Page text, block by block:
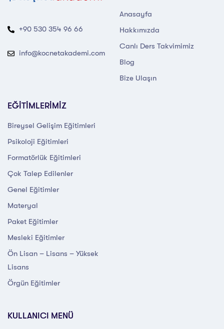
+90 530 354 96 66
info@kocnetakademi.com
Anasayfa
Hakkımızda
Canlı Ders Takvimimiz
Blog
Bize Ulaşın
EĞİTİMLERİMİZ
Bireysel Gelişim Eğitimleri
Psikoloji Eğitimleri
Formatörlük Eğitimleri
Çok Talep Edilenler
Genel Eğitimler
Materyal
Paket Eğitimler
Mesleki Eğitimler
Ön Lisan – Lisans – Yüksek
Lisans
Örgün Eğitimler
KULLANICI MENÜ